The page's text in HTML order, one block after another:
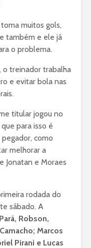
muitos gols,
também e ele já
o problema.
o treinador trabalha
e evitar bola nas
titular jogou no
para isso é
como
melhorar a
Jonatan e Moraes
rodada do
sábado. A
Robson,
Marcos
Pirani e Lucas